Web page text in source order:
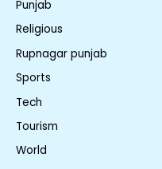
Punjab
Religious
Rupnagar punjab
Sports
Tech
Tourism
World